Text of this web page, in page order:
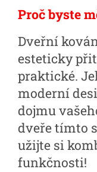
Proč byste
Dveřní
esteticky
praktické.
moderní
dojmu
dveře tímto
užijte si
funkčnosti!